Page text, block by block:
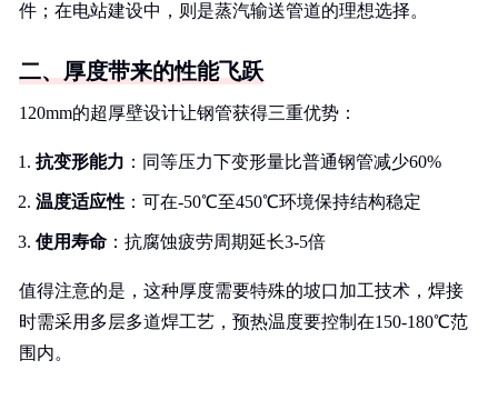
件；在电站建设中，则是蒸汽输送管道的理想选择。
二、厚度带来的性能飞跃
120mm的超厚壁设计让钢管获得三重优势：
抗变形能力 ：同等压力下变形量比普通钢管减少60%
温度适应性 ：可在-50℃至450℃环境保持结构稳定
使用寿命 ：抗腐蚀疲劳周期延长3-5倍
值得注意的是，这种厚度需要特殊的坡口加工技术，焊接
时需采用多层多道焊工艺，预热温度要控制在150-180℃范
围内。